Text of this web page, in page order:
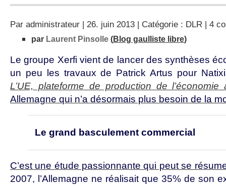
Par administrateur | 26. juin 2013 | Catégorie : DLR | 4
par Laurent Pinsolle (Blog gaulliste libre)
Le groupe Xerfi vient de lancer des synthèses
un peu les travaux de Patrick Artus pour
L’UE, plateforme de production de
Allemagne qui n’a désormais plus besoin de la
Le grand basculement commercial
C’est une étude passionnante qui peut se
2007, l’Allemagne ne réalisait que 35% de son